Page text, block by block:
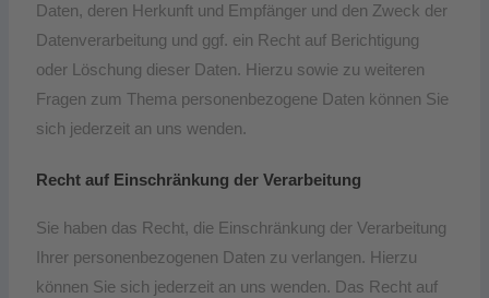
Daten, deren Herkunft und Empfänger und den Zweck der
Datenverarbeitung und ggf. ein Recht auf Berichtigung
oder Löschung dieser Daten. Hierzu sowie zu weiteren
Fragen zum Thema personenbezogene Daten können Sie
sich jederzeit an uns wenden.
Recht auf Einschränkung der Verarbeitung
Sie haben das Recht, die Einschränkung der Verarbeitung
Ihrer personenbezogenen Daten zu verlangen. Hierzu
können Sie sich jederzeit an uns wenden. Das Recht auf